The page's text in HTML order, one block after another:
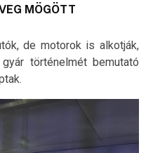
MÖGÖTT
de motorok is alkotják,
történelmét bemutató